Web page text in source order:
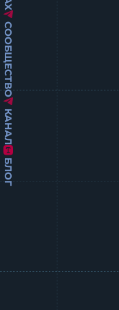
СООБЩЕСТВО
КАНАЛ
БЛОГ